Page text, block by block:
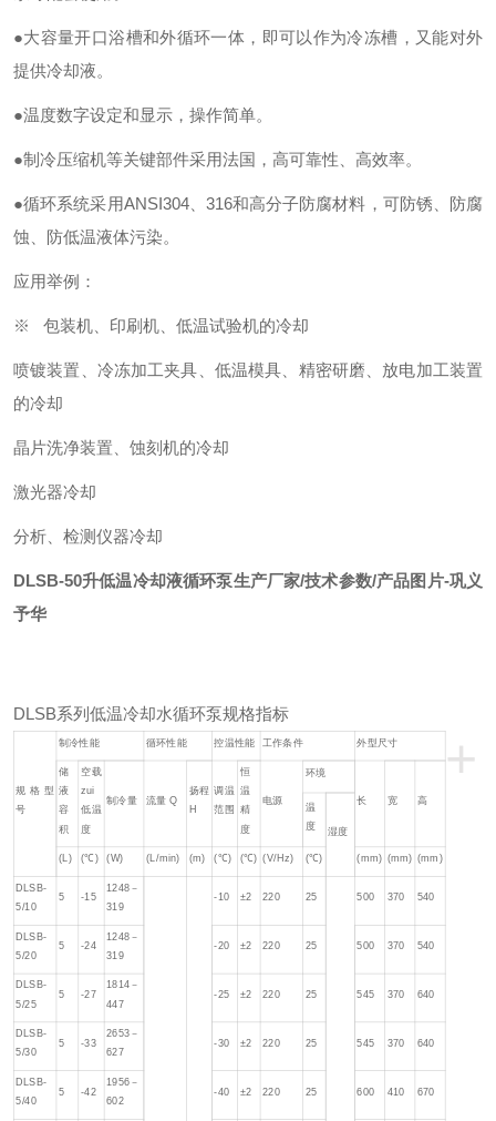
●大容量开口浴槽和外循环一体，即可以作为冷冻槽，又能对外
提供冷却液。
●温度数字设定和显示，操作简单。
●制冷压缩机等关键部件采用法国，高可靠性、高效率。
●循环系统采用ANSI304、 316和高分子防腐材料，可防锈、防腐
蚀、防低温液体污染。
应用举例：
※ 包装机、印刷机、低温试验机的冷却
喷镀装置、冷冻加工夹具、低温模具、精密研磨、放电加工装置
的冷却
晶片洗净装置、蚀刻机的冷却
激光器冷却
分析、检测仪器冷却
DLSB-50升低温冷却液循环泵生产厂家/技术参数/产品图片-巩义
予华
DLSB系列低温冷却水循环泵规格指标
+
规格型
号
制冷性能 循环性能 控温性能 工作条件 外型尺寸
储
液
容
积
空载
zui
低温
度
制冷量 流量 Q
扬程
H
调温
范围
恒
温
精
度
电源
环境
长 宽 高
温
度
湿度
(L) (℃) (W) (L/min) (m) (℃) (℃) (V/Hz) (℃) (mm) (mm) (mm)
DLSB-
5/10
5 -15
1248－
319
-10 ±2 220 25 500 370 540
DLSB-
5/20
5 -24
1248－
319
-20 ±2 220 25 500 370 540
DLSB-
5/25
5 -27
1814－
447
-25 ±2 220 25 545 370 640
DLSB-
5/30
5 -33
2653－
627
-30 ±2 220 25 545 370 640
DLSB-
5/40
5 -42
1956－
602
-40 ±2 220 25 600 410 670